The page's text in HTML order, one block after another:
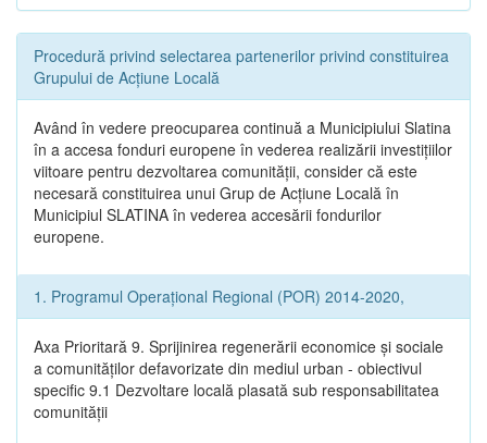
Procedură privind selectarea partenerilor privind constituirea
Grupului de Acțiune Locală
Având în vedere preocuparea continuă a Municipiului Slatina
în a accesa fonduri europene în vederea realizării investițiilor
viitoare pentru dezvoltarea comunității, consider că este
necesară constituirea unui Grup de Acțiune Locală în
Municipiul SLATINA în vederea accesării fondurilor
europene.
1. Programul Operațional Regional (POR) 2014-2020,
Axa Prioritară 9. Sprijinirea regenerării economice și sociale
a comunităților defavorizate din mediul urban - obiectivul
specific 9.1 Dezvoltare locală plasată sub responsabilitatea
comunității